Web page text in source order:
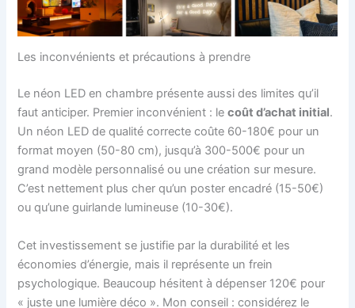
Les inconvénients et précautions à prendre
Le néon LED en chambre présente aussi des limites qu’il
faut anticiper. Premier inconvénient : lecoût d’achat initial.
Un néon LED de qualité correcte coûte 60-180€ pour un
format moyen (50-80 cm), jusqu’à 300-500€ pour un
grand modèle personnalisé ou une création sur mesure.
C’est nettement plus cher qu’un poster encadré (15-50€)
ou qu’une guirlande lumineuse (10-30€).
Cet investissement se justifie par la durabilité et les
économies d’énergie, mais il représente un frein
psychologique. Beaucoup hésitent à dépenser 120€ pour
« juste une lumière déco ». Mon conseil : considérez le